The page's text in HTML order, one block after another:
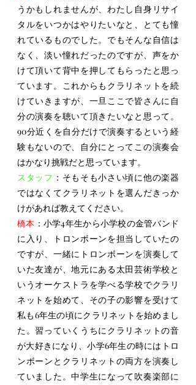
うかもしれませんが、わたし自身リサイ
タルをいつかはやりたいなと、とても憧
れているものでした。でもそんな自信は
なく、淡い憧れだったのですが、声をか
けて頂いて背中を押してもらったと思っ
ています。これからもクラリネットを続
けていきますが、一旦ここで皆さんに自
分の演奏を聴いて頂きたいなと思って。
90分近くを自分だけで演奏するという経
験もないので、自分にとってこの演奏会
はかなり挑戦だと思っています。
スタッフ ：そもそも小さい頃に他の楽器
ではなくてクラリネットを選んだきっか
けがあれば教えてください。
橋本 ：小学4年生から小学校の金管バンド
に入り、トロンボーンを担当していたの
ですが、一緒にトロンボーンを演奏して
いた友達が、地元にある太田芸術学校と
いうオーケストラを学べる学校でクラリ
ネットを始めて、その子の影響を受けて
私も6年生の頃にクラリネットを始めまし
た。習っていくうちにクラリネットの音
が大好きになり、小学6年生の時にはトロ
ンボーンとクラリネットの両方を演奏し
ていました。中学生になって吹奏楽部に